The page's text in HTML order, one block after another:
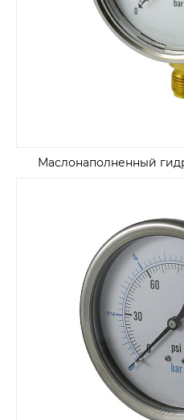
Маслонаполненный